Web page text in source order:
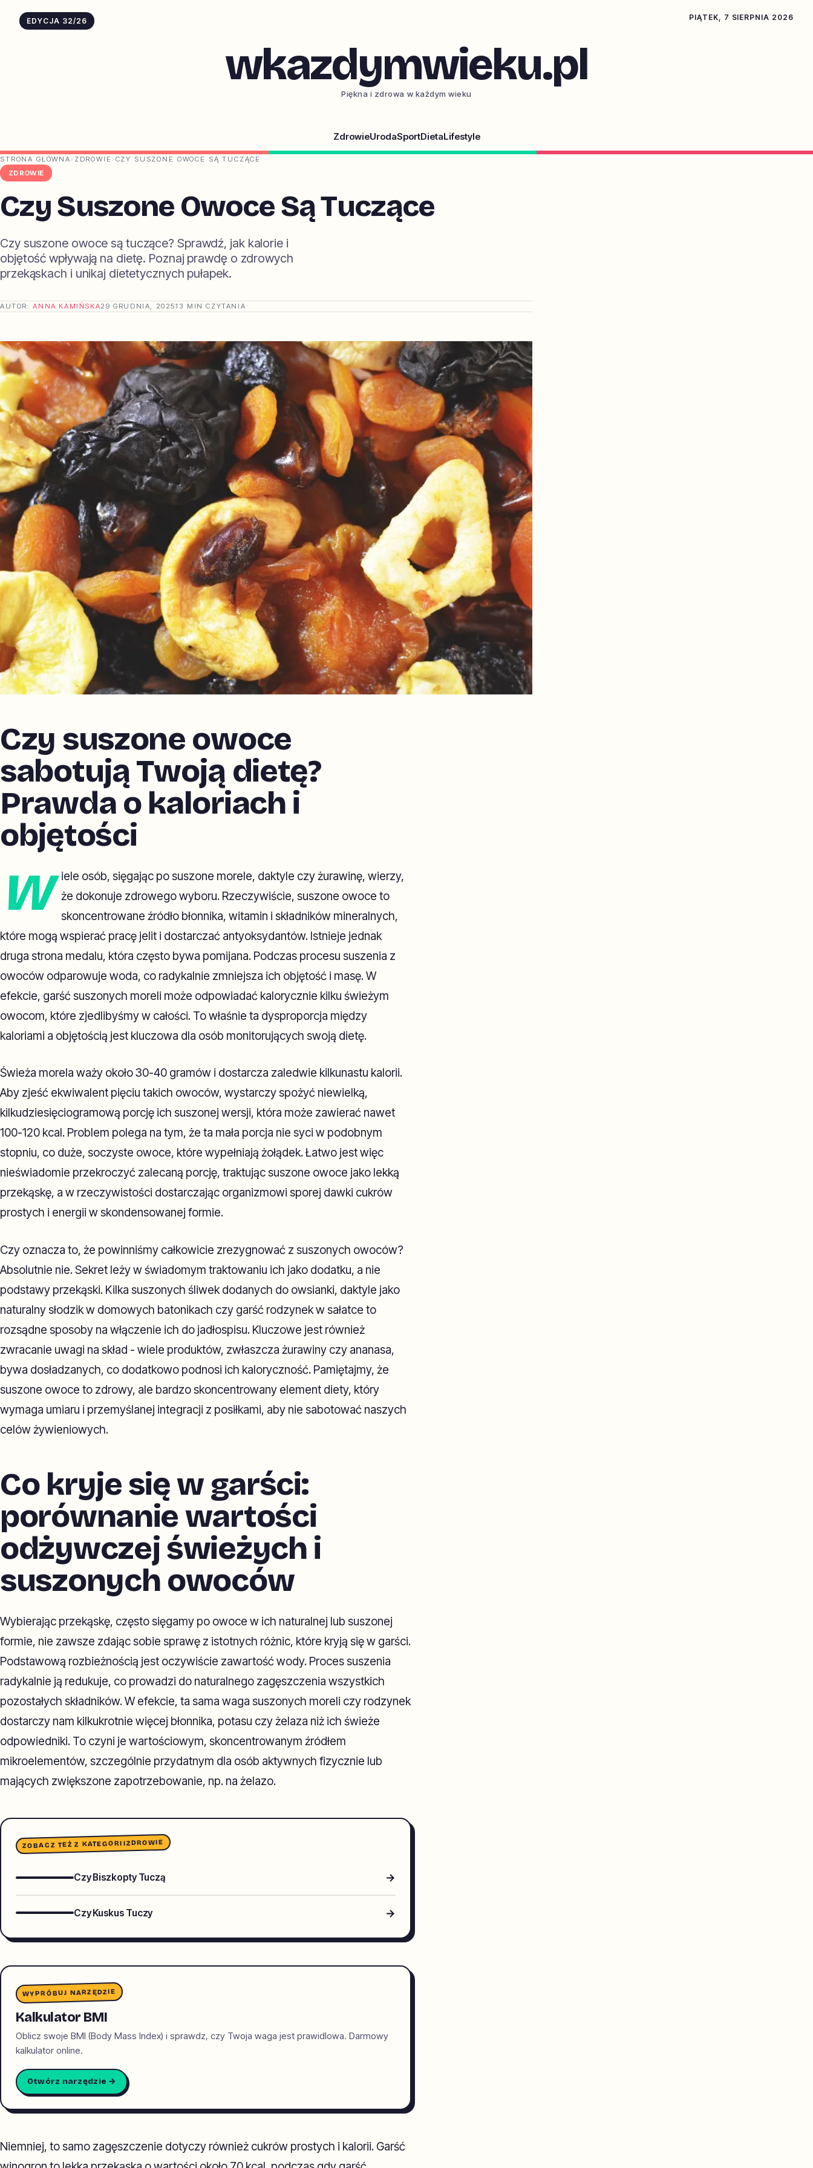
EDYCJA 32/26 PIĄTEK, 7 SIERPNIA 2026
wkazdymwieku.pl
Piękna i zdrowa w każdym wieku
ZdrowieUrodaSportDietaLifestyle
STRONA GŁÓWNA › ZDROWIE › CZY SUSZONE OWOCE SĄ TUCZĄCE
ZDROWIE
Czy Suszone Owoce Są Tuczące
Czy suszone owoce są tuczące? Sprawdź, jak kalorie i
objętość wpływają na dietę. Poznaj prawdę o zdrowych
przekąskach i unikaj dietetycznych pułapek.
AUTOR:ANNA KAMIŃSKA29 GRUDNIA, 202513 MIN CZYTANIA
Czy suszone owoce
sabotują Twoją dietę?
Prawda o kaloriach i
objętości
W
iele osób, sięgając po suszone morele, daktyle czy żurawinę, wierzy,
że dokonuje zdrowego wyboru. Rzeczywiście, suszone owoce to
skoncentrowane źródło błonnika, witamin i składników mineralnych,
które mogą wspierać pracę jelit i dostarczać antyoksydantów. Istnieje jednak
druga strona medalu, która często bywa pomijana. Podczas procesu suszenia z
owoców odparowuje woda, co radykalnie zmniejsza ich objętość i masę. W
efekcie, garść suszonych moreli może odpowiadać kalorycznie kilku świeżym
owocom, które zjedlibyśmy w całości. To właśnie ta dysproporcja między
kaloriami a objętością jest kluczowa dla osób monitorujących swoją dietę.
Świeża morela waży około 30-40 gramów i dostarcza zaledwie kilkunastu kalorii.
Aby zjeść ekwiwalent pięciu takich owoców, wystarczy spożyć niewielką,
kilkudziesięciogramową porcję ich suszonej wersji, która może zawierać nawet
100-120 kcal. Problem polega na tym, że ta mała porcja nie syci w podobnym
stopniu, co duże, soczyste owoce, które wypełniają żołądek. Łatwo jest więc
nieświadomie przekroczyć zalecaną porcję, traktując suszone owoce jako lekką
przekąskę, a w rzeczywistości dostarczając organizmowi sporej dawki cukrów
prostych i energii w skondensowanej formie.
Czy oznacza to, że powinniśmy całkowicie zrezygnować z suszonych owoców?
Absolutnie nie. Sekret leży w świadomym traktowaniu ich jako dodatku, a nie
podstawy przekąski. Kilka suszonych śliwek dodanych do owsianki, daktyle jako
naturalny słodzik w domowych batonikach czy garść rodzynek w sałatce to
rozsądne sposoby na włączenie ich do jadłospisu. Kluczowe jest również
zwracanie uwagi na skład - wiele produktów, zwłaszcza żurawiny czy ananasa,
bywa dosładzanych, co dodatkowo podnosi ich kaloryczność. Pamiętajmy, że
suszone owoce to zdrowy, ale bardzo skoncentrowany element diety, który
wymaga umiaru i przemyślanej integracji z posiłkami, aby nie sabotować naszych
celów żywieniowych.
Co kryje się w garści:
porównanie wartości
odżywczej świeżych i
suszonych owoców
Wybierając przekąskę, często sięgamy po owoce w ich naturalnej lub suszonej
formie, nie zawsze zdając sobie sprawę z istotnych różnic, które kryją się w garści.
Podstawową rozbieżnością jest oczywiście zawartość wody. Proces suszenia
radykalnie ją redukuje, co prowadzi do naturalnego zagęszczenia wszystkich
pozostałych składników. W efekcie, ta sama waga suszonych moreli czy rodzynek
dostarczy nam kilkukrotnie więcej błonnika, potasu czy żelaza niż ich świeże
odpowiedniki. To czyni je wartościowym, skoncentrowanym źródłem
mikroelementów, szczególnie przydatnym dla osób aktywnych fizycznie lub
mających zwiększone zapotrzebowanie, np. na żelazo.
ZOBACZ TEŻ Z KATEGORIIZDROWIE
Czy Biszkopty Tuczą →
Czy Kuskus Tuczy →
WYPRÓBUJ NARZĘDZIE
Kalkulator BMI
Oblicz swoje BMI (Body Mass Index) i sprawdz, czy Twoja waga jest prawidlowa. Darmowy
kalkulator online.
Otwórz narzędzie →
Niemniej, to samo zagęszczenie dotyczy również cukrów prostych i kalorii. Garść